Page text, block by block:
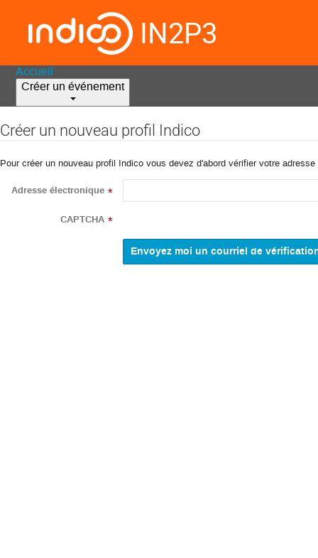
IN2P3
Accueil
Créer un événement
Créer un nouveau profil Indico
Pour créer un nouveau profil Indico vous devez d'abord vérifier votre
Adresse électronique *
CAPTCHA *